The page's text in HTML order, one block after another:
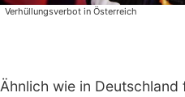
Verhüllungsverbot in Österreich
Ähnlich wie in Deutschland